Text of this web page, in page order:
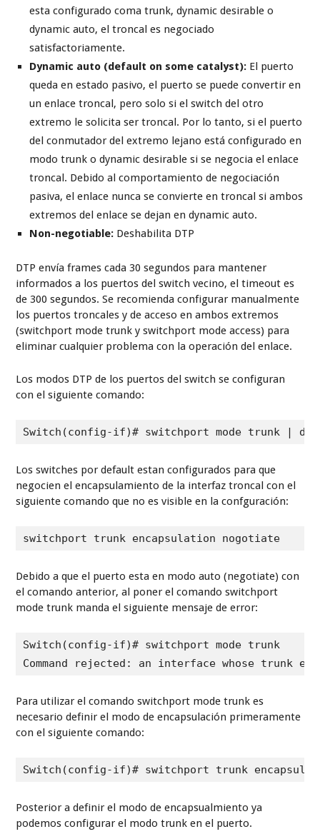
establecer un troncal. Si el puerto del otro extremo
esta configurado coma trunk, dynamic desirable o
dynamic auto, el troncal es negociado
satisfactoriamente.
Dynamic auto (default on some catalyst):El puerto
queda en estado pasivo, el puerto se puede convertir en
un enlace troncal, pero solo si el switch del otro
extremo le solicita ser troncal. Por lo tanto, si el puerto
del conmutador del extremo lejano está configurado en
modo trunk o dynamic desirable si se negocia el enlace
troncal. Debido al comportamiento de negociación
pasiva, el enlace nunca se convierte en troncal si ambos
extremos del enlace se dejan en dynamic auto.
DTP envía frames cada 30 segundos para mantener
informados a los puertos del switch vecino, el timeout es
de 300 segundos. Se recomienda configurar manualmente
los puertos troncales y de acceso en ambos extremos
(switchport mode trunk y switchport mode access) para
Los modos DTP de los puertos del switch se configuran
Los switches por default estan configurados para que
negocien el encapsulamiento de la interfaz troncal con el
Debido a que el puerto esta en modo auto (negotiate) con
el comando anterior, al poner el comando switchport
Switch(config-if)# switchport mode trunk
Para utilizar el comando switchport mode trunk es
necesario definir el modo de encapsulación primeramente
Posterior a definir el modo de encapsualmiento ya